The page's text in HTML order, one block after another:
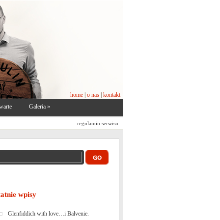
home o nas kontakt
regulamin serwisu
Galeria »
wpisy
Glenfiddich with love…i Balvenie.